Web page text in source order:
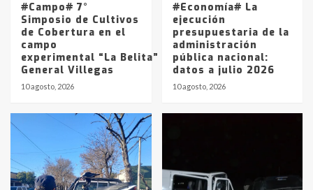
#Campo# 7°
Simposio de Cultivos
de Cobertura en el
campo
experimental “La Belita” del INTA
General Villegas
10 agosto, 2026
#Economía# La
ejecución
presupuestaria de la
administración
pública nacional:
datos a julio 2026
10 agosto, 2026